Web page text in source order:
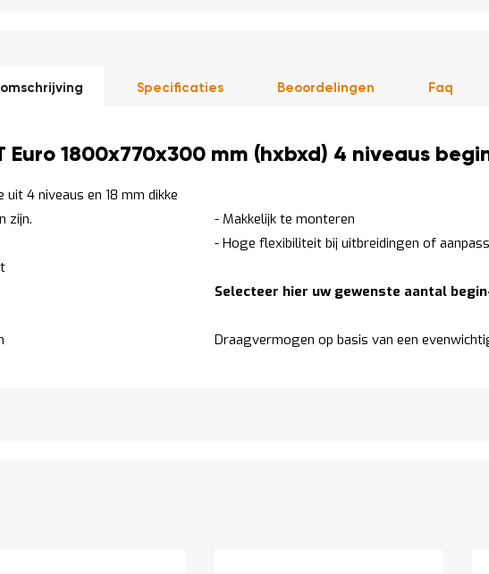
Euro 1800x770x300 mm (hxbxd) 4 niveaus
4 niveaus en 18 mm dikke
zijn.
- Makkelijk te monteren
- Hoge flexibiliteit bij uitbreidingen of
Selecteer hier uw gewenste aantal
Draagvermogen op basis van een
Specificaties Beoordelingen Faq